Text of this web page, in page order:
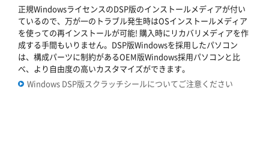
正規WindowsライセンスのDSP版のインストールメディアが付い
ているので、万が一のトラブル発生時はOSインストールメディア
を使っての再インストールが可能! 購入時にリカバリメディアを作
成する手間もいりません。DSP版Windowsを採用したパソコン
は、構成パーツに制約があるOEM版Windows採用パソコンと比
べ、より自由度の高いカスタマイズができます。
Windows DSP版スクラッチシールについてご注意ください